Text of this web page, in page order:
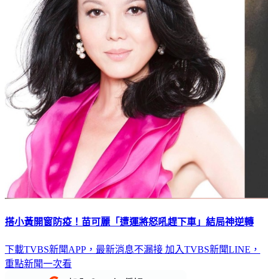
搭小黃開窗防疫！苗可麗「遭運將怒吼趕下車」結局神逆轉
下載TVBS新聞APP，最新消息不漏接 加入TVBS新聞LINE，
重點新聞一次看